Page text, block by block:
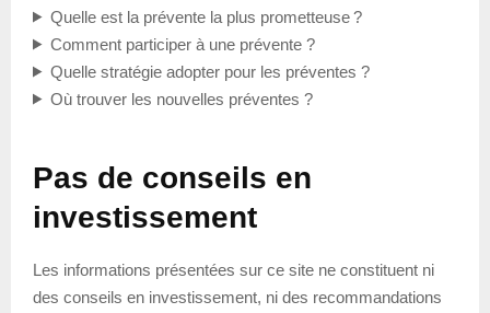
Quelle est la prévente la plus prometteuse ?
Comment participer à une prévente ?
Quelle stratégie adopter pour les préventes ?
Où trouver les nouvelles préventes ?
Pas de conseils en
investissement
Les informations présentées sur ce site ne constituent ni
des conseils en investissement, ni des recommandations